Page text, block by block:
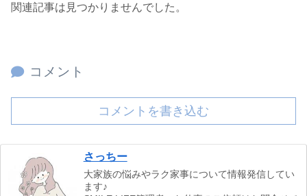
関連記事は見つかりませんでした。
コメント
コメントを書き込む
さっちー
大家族の悩みやラク家事について情報発信してい
ます♪